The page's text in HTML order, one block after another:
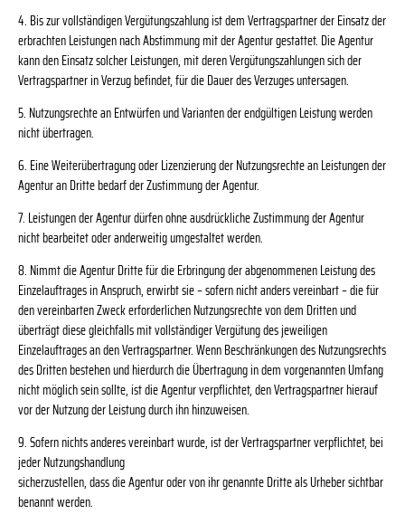
4. Bis zur vollständigen Vergütungszahlung ist dem Vertragspartner der Einsatz der
erbrachten Leistungen nach Abstimmung mit der Agentur gestattet. Die Agentur
kann den Einsatz solcher Leistungen, mit deren Vergütungszahlungen sich der
Vertragspartner in Verzug befindet, für die Dauer des Verzuges untersagen.
5. Nutzungsrechte an Entwürfen und Varianten der endgültigen Leistung werden
nicht übertragen.
6. Eine Weiterübertragung oder Lizenzierung der Nutzungsrechte an Leistungen der
Agentur an Dritte bedarf der Zustimmung der Agentur.
7. Leistungen der Agentur dürfen ohne ausdrückliche Zustimmung der Agentur
nicht bearbeitet oder anderweitig umgestaltet werden.
8. Nimmt die Agentur Dritte für die Erbringung der abgenommenen Leistung des
Einzelauftrages in Anspruch, erwirbt sie – sofern nicht anders vereinbart – die für
den vereinbarten Zweck erforderlichen Nutzungsrechte von dem Dritten und
überträgt diese gleichfalls mit vollständiger Vergütung des jeweiligen
Einzelauftrages an den Vertragspartner. Wenn Beschränkungen des Nutzungsrechts
des Dritten bestehen und hierdurch die Übertragung in dem vorgenannten Umfang
nicht möglich sein sollte, ist die Agentur verpflichtet, den Vertragspartner hierauf
vor der Nutzung der Leistung durch ihn hinzuweisen.
9. Sofern nichts anderes vereinbart wurde, ist der Vertragspartner verpflichtet, bei
jeder Nutzungshandlung
sicherzustellen, dass die Agentur oder von ihr genannte Dritte als Urheber sichtbar
benannt werden.